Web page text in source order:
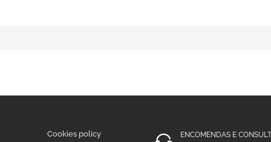
Cookies policy
ENCOMENDAS E